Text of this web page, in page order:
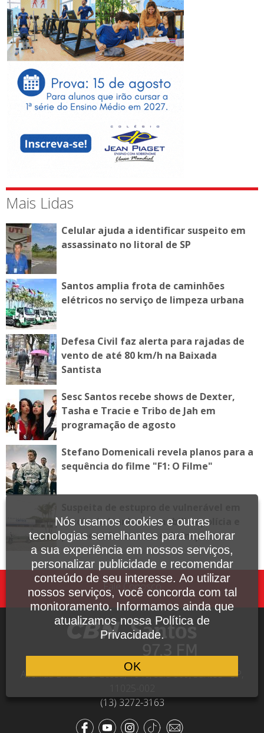
Mais Lidas
Celular ajuda a identificar suspeito em
assassinato no litoral de SP
Santos amplia frota de caminhões
elétricos no serviço de limpeza urbana
Defesa Civil faz alerta para rajadas de
vento de até 80 km/h na Baixada
Santista
Sesc Santos recebe shows de Dexter,
Tasha e Tracie e Tribo de Jah em
programação de agosto
Stefano Domenicali revela planos para a
sequência do filme "F1: O Filme"
escola de Itanhaém mobiliza polícia e
provoca afastamento de inspetor
Fale Conosco
Avenida Dr. Pedro Lessa, 1640, sala 809, Santos - SP,
(13) 3272-3163
Nós usamos cookies e outras
tecnologias semelhantes para melhorar
a sua experiência em nossos serviços,
personalizar publicidade e recomendar
conteúdo de seu interesse. Ao utilizar
nossos serviços, você concorda com tal
monitoramento. Informamos ainda que
atualizamos nossa Política de
Privacidade.
OK